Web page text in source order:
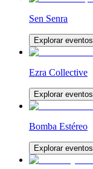
Sen Senra
Explorar eventos
Ezra Collective
Explorar eventos
Bomba Estéreo
Explorar eventos